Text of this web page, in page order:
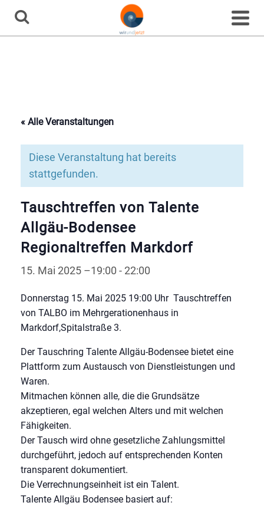
Veranstaltung
Home
Tauschtreffen von Talente Allgäu-Bodensee
Regionaltreffen Markdorf
« Alle Veranstaltungen
Diese Veranstaltung hat bereits
stattgefunden.
Tauschtreffen von Talente
Allgäu-Bodensee
Regionaltreffen Markdorf
15. Mai 2025 –19:00 -22:00
Donnerstag 15. Mai 2025 19:00 Uhr Tauschtreffen
von TALBO im Mehrgerationenhaus in
Markdorf,Spitalstraße 3.
Der Tauschring Talente Allgäu-Bodensee bietet eine
Plattform zum Austausch von Dienstleistungen und
Waren.
Mitmachen können alle, die die Grundsätze
akzeptieren, egal welchen Alters und mit welchen
Fähigkeiten.
Der Tausch wird ohne gesetzliche Zahlungsmittel
durchgeführt, jedoch auf entsprechenden Konten
transparent dokumentiert.
Die Verrechnungseinheit ist ein Talent.
Talente Allgäu Bodensee basiert auf: